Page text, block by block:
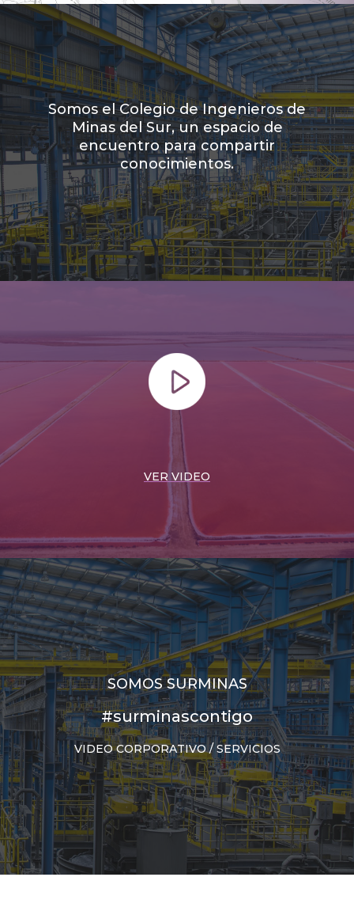
Somos el Colegio de Ingenieros de
Minas del Sur, un espacio de
encuentro para compartir
conocimientos.
VER VIDEO
SOMOS SURMINAS
#surminascontigo
VIDEO CORPORATIVO / SERVICIOS